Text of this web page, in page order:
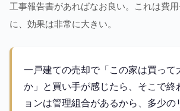
工事報告書があればなお良い。これは費
に、効果は非常に大きい。
一戸建ての売却で「この家は買って
か」と買い手が感じたら、そこで終
ョンは管理組合があるから、多少の